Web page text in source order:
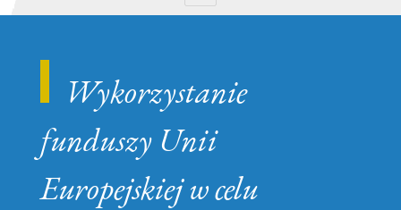
Wykorzystanie
funduszy Unii
Europejskiej w celu